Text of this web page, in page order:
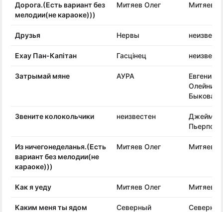
Дорога.(Есть вариант без
мелодии(не караоке)))
Митяев Олег Митяев
Друзья Нервы
Ехау Пан-Капiтан Гасцiнец
Затрымай мяне АУРА
Евгений
Олейник
Быкова
Звените колокольчики неизвестен
Джеймс
Пьерпонт
Из ничегонеделанья.(Есть
вариант без мелодии(не
караоке)))
Митяев Олег Митяев
Как я уеду Митяев Олег Митяев
Каким меня ты ядом
Северный
Северный